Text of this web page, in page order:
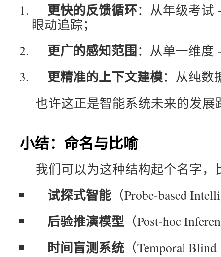
更快的反馈循环：从年级考
眼动追踪；
更广的感知范围：从单一维
更精准的上下文建模：从纯数
也许这正是智能系统未来的发展
小结：命名与比喻
我们可以为这种结构起个名字，
试探式智能 （Probe-based
后验推演模型 （Post-hoc
时间盲测系统 （Temporal